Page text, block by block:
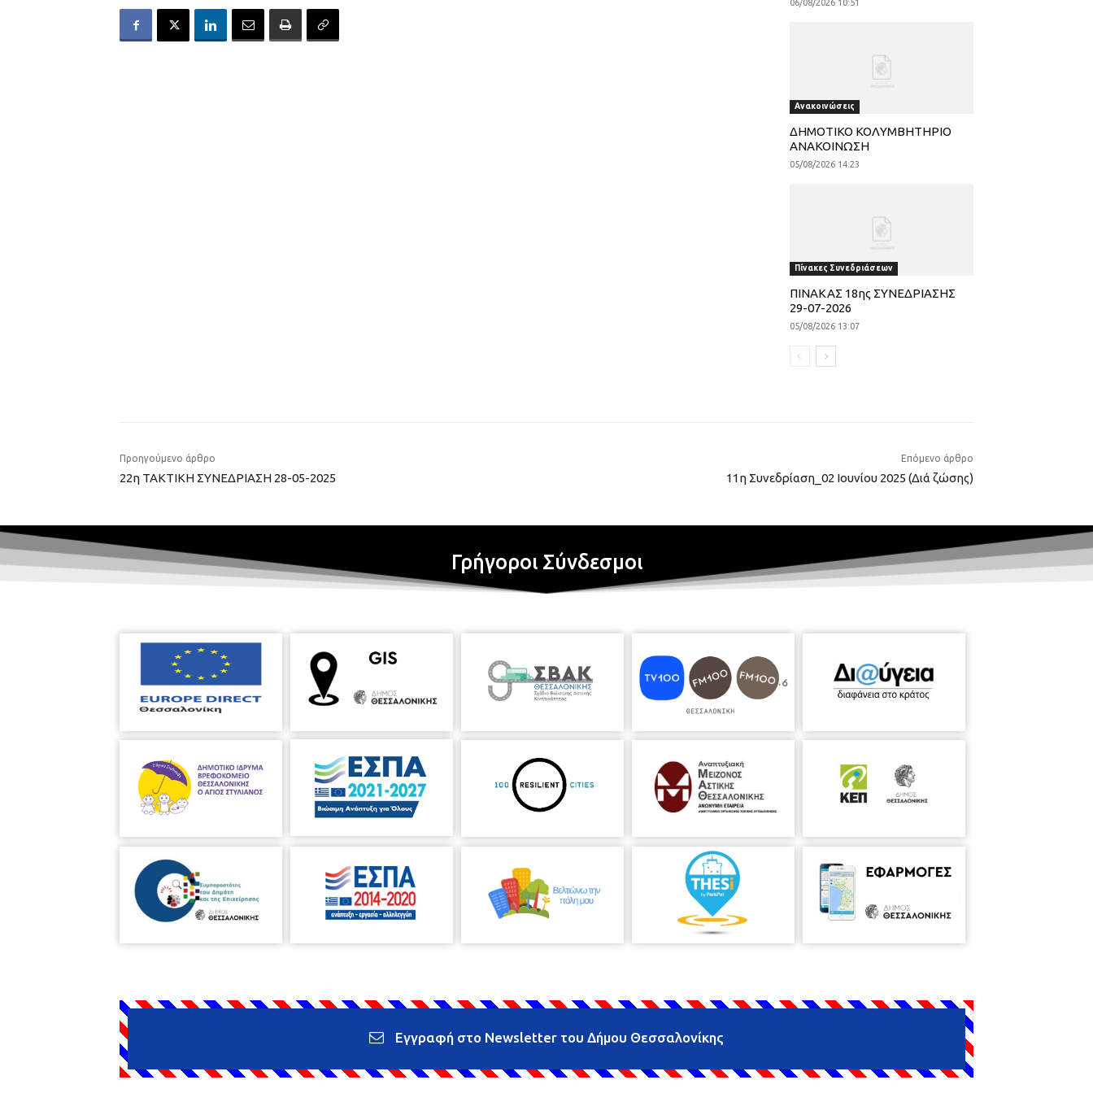
06/08/2026 10:51
Ανακοινώσεις
ΔΗΜΟΤΙΚΟ ΚΟΛΥΜΒΗΤΗΡΙΟ
ΑΝΑΚΟΙΝΩΣΗ
05/08/2026 14:23
Πίνακες Συνεδριάσεων
ΠΙΝΑΚΑΣ 18ης ΣΥΝΕΔΡΙΑΣΗΣ
29-07-2026
05/08/2026 13:07
Προηγούμενο άρθρο
22η ΤΑΚΤΙΚΗ ΣΥΝΕΔΡΙΑΣΗ 28-05-2025
Επόμενο άρθρο
11η Συνεδρίαση_02 Ιουνίου 2025 (Διά ζώσης)
Γρήγοροι Σύνδεσμοι
Εγγραφή στο Newsletter του Δήμου Θεσσαλονίκης